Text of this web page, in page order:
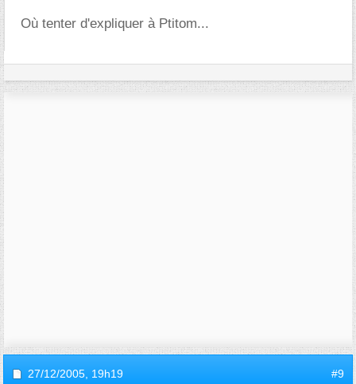
Où tenter d'expliquer à Ptitom...
27/12/2005, 19h19 #9